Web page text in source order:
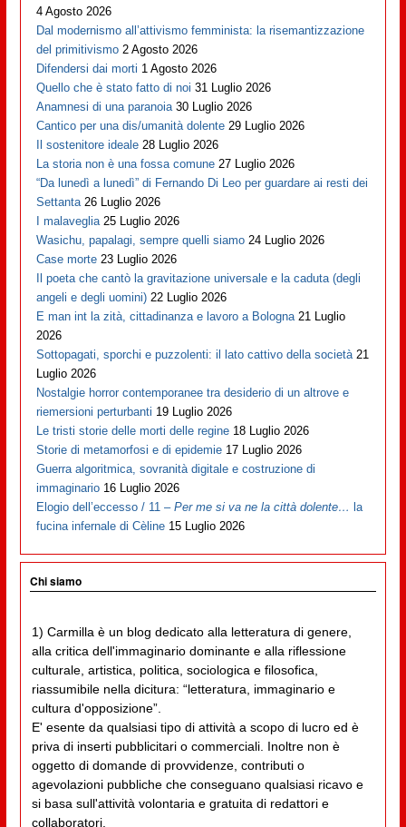
4 Agosto 2026
Dal modernismo all’attivismo femminista: la risemantizzazione
del primitivismo 2 Agosto 2026
Difendersi dai morti 1 Agosto 2026
Quello che è stato fatto di noi 31 Luglio 2026
Anamnesi di una paranoia 30 Luglio 2026
Cantico per una dis/umanità dolente 29 Luglio 2026
Il sostenitore ideale 28 Luglio 2026
La storia non è una fossa comune 27 Luglio 2026
“Da lunedì a lunedì” di Fernando Di Leo per guardare ai resti dei
Settanta 26 Luglio 2026
I malaveglia 25 Luglio 2026
Wasichu, papalagi, sempre quelli siamo 24 Luglio 2026
Case morte 23 Luglio 2026
Il poeta che cantò la gravitazione universale e la caduta (degli
angeli e degli uomini) 22 Luglio 2026
E man int la zità, cittadinanza e lavoro a Bologna 21 Luglio
2026
Sottopagati, sporchi e puzzolenti: il lato cattivo della società 21
Luglio 2026
Nostalgie horror contemporanee tra desiderio di un altrove e
riemersioni perturbanti 19 Luglio 2026
Le tristi storie delle morti delle regine 18 Luglio 2026
Storie di metamorfosi e di epidemie 17 Luglio 2026
Guerra algoritmica, sovranità digitale e costruzione di
immaginario 16 Luglio 2026
Elogio dell’eccesso / 11 –Per me si va ne la città dolente… la
fucina infernale di Cèline 15 Luglio 2026
Chi siamo
1) Carmilla è un blog dedicato alla letteratura di genere,
alla critica dell'immaginario dominante e alla riflessione
culturale, artistica, politica, sociologica e filosofica,
riassumibile nella dicitura: “letteratura, immaginario e
cultura d'opposizione”.
E' esente da qualsiasi tipo di attività a scopo di lucro ed è
priva di inserti pubblicitari o commerciali. Inoltre non è
oggetto di domande di provvidenze, contributi o
agevolazioni pubbliche che conseguano qualsiasi ricavo e
si basa sull'attività volontaria e gratuita di redattori e
collaboratori.